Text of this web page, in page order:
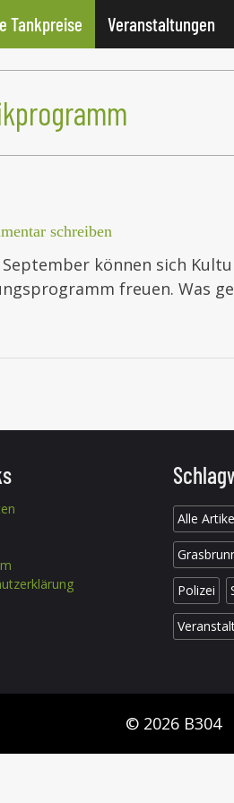
Tankpreise Veranstaltungen
schreiben
können sich
freuen. Was
Alle
Polizei
© 2026 B304